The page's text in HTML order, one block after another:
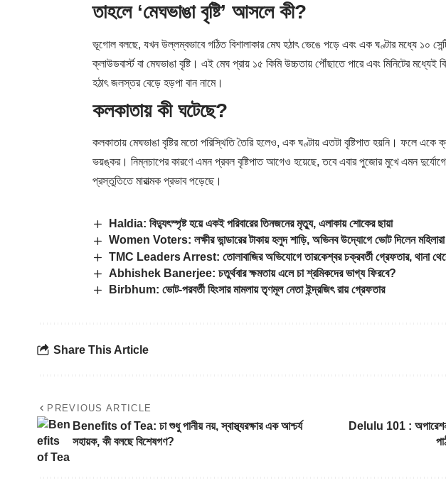
তাহলে ‘মেঘভাঙা বৃষ্টি’ আসলে কী?
ভূগোল বলছে, যখন উল্লম্বভাবে গঠিত বিশালাকার মেঘ হঠাৎ ভেঙে পড়ে এবং এক ঘণ্টার মধ্যে ১০
ক্লাউডবার্স্ট বা মেঘভাঙা বৃষ্টি। এই মেঘ প্রায় ১৫ কিমি উচ্চতায় পৌঁছাতে পারে এবং মিনিটের মধ্যেই
হঠাৎ জলস্তর বেড়ে হড়পা বান নামে।
কলকাতায় কী ঘটেছে?
কলকাতায় মেঘভাঙা বৃষ্টির মতো পরিস্থিতি তৈরি হলেও, এক ঘণ্টায় এতটা বৃষ্টিপাত হয়নি। ফলে একে
ভয়ঙ্কর। নিম্নচাপের কারণে এমন প্রবল বৃষ্টিপাত আগেও হয়েছে, তবে এবার পুজোর মুখে এমন
প্রস্তুতিতে মারাত্মক প্রভাব পড়েছে।
Haldia: বিদ্যুৎস্পৃষ্ট হয়ে একই পরিবারের তিনজনের মৃত্যু, এলাকায় শোকের ছায়া
Women Voters: লক্ষীর ভান্ডারের টাকায় হলুদ শাড়ি, অভিনব উদ্যোগে ভোট দিলেন মহিলারা
TMC Leaders Arrest: তোলাবাজির অভিযোগে তারকেশ্বর চক্রবর্তী গ্রেফতার, থানা
Abhishek Banerjee: চতুর্থবার ক্ষমতায় এলে চা শ্রমিকদের ভাগ্য ফিরবে?
Birbhum: ভোট-পরবর্তী হিংসার মামলায় তৃণমূল নেতা ইন্দ্রজিৎ রায় গ্রেফতার
Share This Article
PREVIOUS ARTICLE
Benefits of Tea: চা শুধু পানীয় নয়, স্বাস্থ্যরক্ষার এক আশ্চর্য
সহায়ক, কী বলছে বিশেষগণ?
Delulu 101 : অপারেশন